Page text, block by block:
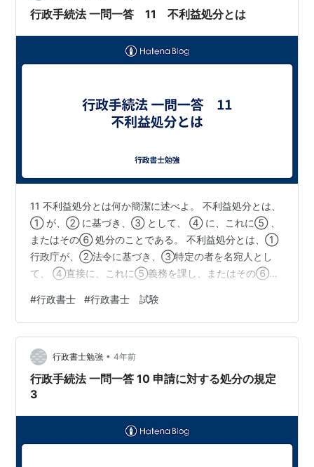
名宛人に対し、 当該処分の④理由を⑤示さなければな
行政手続法 一問一答 11 不利益処分とは
11 不利益処分とは何か簡潔に述べよ。 不利益処分とは、
① が、② に基づき、③ として、 ④ に、これに⑤ 、
またはその⑥ 処分のことである。 不利益処分とは、①
行政庁が、②法令に基づき、③特定の者を名宛人とし
て、 ④直接に、これに⑤義務を課し、またはその⑥権
#行政書士 #行政書士 試験
行政書士勉強 • 4年前
行政手続法 一問一答 10 申請に対する処分の規定
3